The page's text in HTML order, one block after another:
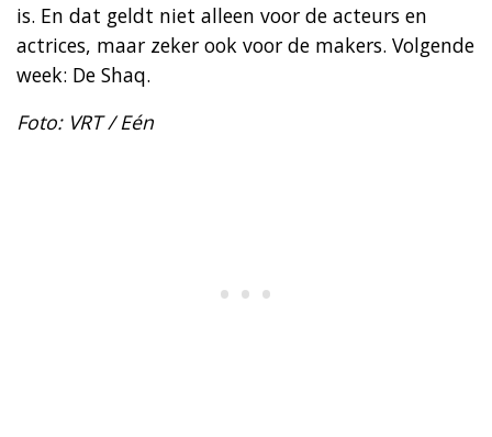
is. En dat geldt niet alleen voor de acteurs en
actrices, maar zeker ook voor de makers. Volgende
week: De Shaq.
Foto: VRT / Eén